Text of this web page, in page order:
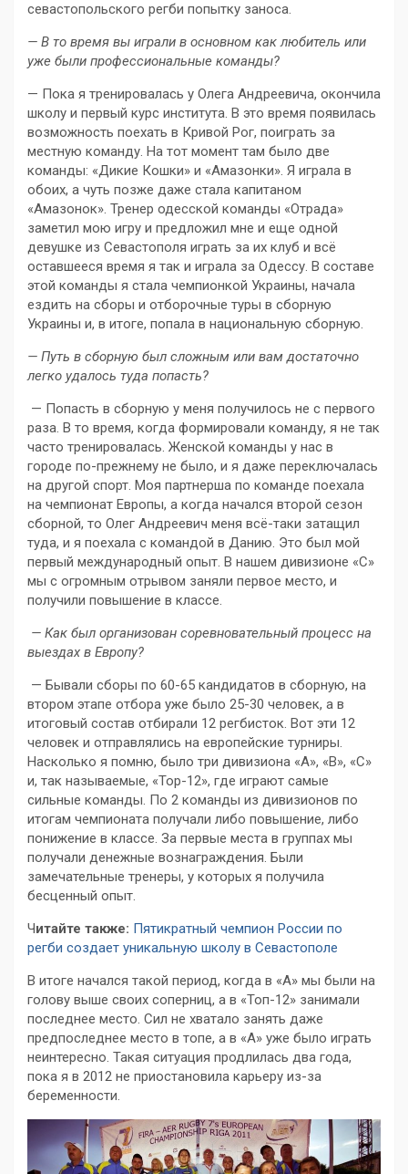
севастопольского регби попытку заноса.
— В то время вы играли в основном как любитель или
уже были профессиональные команды?
— Пока я тренировалась у Олега Андреевича, окончила
школу и первый курс института. В это время появилась
возможность поехать в Кривой Рог, поиграть за
местную команду. На тот момент там было две
команды: «Дикие Кошки» и «Амазонки». Я играла в
обоих, а чуть позже даже стала капитаном
«Амазонок». Тренер одесской команды «Отрада»
заметил мою игру и предложил мне и еще одной
девушке из Севастополя играть за их клуб и всё
оставшееся время я так и играла за Одессу. В составе
этой команды я стала чемпионкой Украины, начала
ездить на сборы и отборочные туры в сборную
Украины и, в итоге, попала в национальную сборную.
— Путь в сборную был сложным или вам достаточно
легко удалось туда попасть?
— Попасть в сборную у меня получилось не с первого
раза. В то время, когда формировали команду, я не так
часто тренировалась. Женской команды у нас в
городе по-прежнему не было, и я даже переключалась
на другой спорт. Моя партнерша по команде поехала
на чемпионат Европы, а когда начался второй сезон
сборной, то Олег Андреевич меня всё-таки затащил
туда, и я поехала с командой в Данию. Это был мой
первый международный опыт. В нашем дивизионе «C»
мы с огромным отрывом заняли первое место, и
получили повышение в классе.
— Как был организован соревновательный процесс на
выездах в Европу?
— Бывали сборы по 60-65 кандидатов в сборную, на
втором этапе отбора уже было 25-30 человек, а в
итоговый состав отбирали 12 регбисток. Вот эти 12
человек и отправлялись на европейские турниры.
Насколько я помню, было три дивизиона «A», «B», «C»
и, так называемые, «Top-12», где играют самые
сильные команды. По 2 команды из дивизионов по
итогам чемпионата получали либо повышение, либо
понижение в классе. За первые места в группах мы
получали денежные вознаграждения. Были
замечательные тренеры, у которых я получила
бесценный опыт.
Читайте также: Пятикратный чемпион России по
регби создает уникальную школу в Севастополе
В итоге начался такой период, когда в «А» мы были на
голову выше своих соперниц, а в «Топ-12» занимали
последнее место. Сил не хватало занять даже
предпоследнее место в топе, а в «А» уже было играть
неинтересно. Такая ситуация продлилась два года,
пока я в 2012 не приостановила карьеру из-за
беременности.